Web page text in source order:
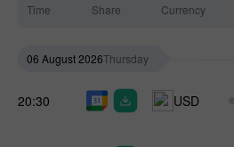
Time Share Currency
06 August 2026Thursday
20:30 USD